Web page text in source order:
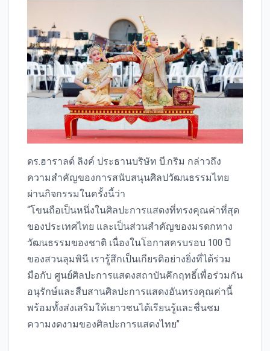
ดร.ฮาราลด์ ลิงค์ ประธานบริษัท บี.กริม กล่าวถึง
ความสำคัญของการสนับสนุนศิลปวัฒนธรรมไทย
ผ่านกิจกรรมในครั้งนี้ว่า
“โขนถือเป็นหนึ่งในศิลปะการแสดงที่ทรงคุณค่าที่สุด
ของประเทศไทย และเป็นส่วนสำคัญของมรดกทาง
วัฒนธรรมของชาติ เนื่องในโอกาสครบรอบ 100 ปี
ของสวนลุมพินี เรารู้สึกเป็นเกียรติอย่างยิ่งที่ได้ร่วม
มือกับ ศูนย์ศิลปะการแสดงสถาบันคึกฤทธิ์เพื่อร่วมกัน
อนุรักษ์และสืบสานศิลปะการแสดงอันทรงคุณค่านี้
พร้อมทั้งส่งเสริมให้เยาวชนได้เรียนรู้และชื่นชม
ความงดงามของศิลปะการแสดงไทย”